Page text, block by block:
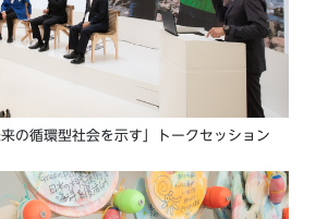
来の循環型社会を示す」トークセッション